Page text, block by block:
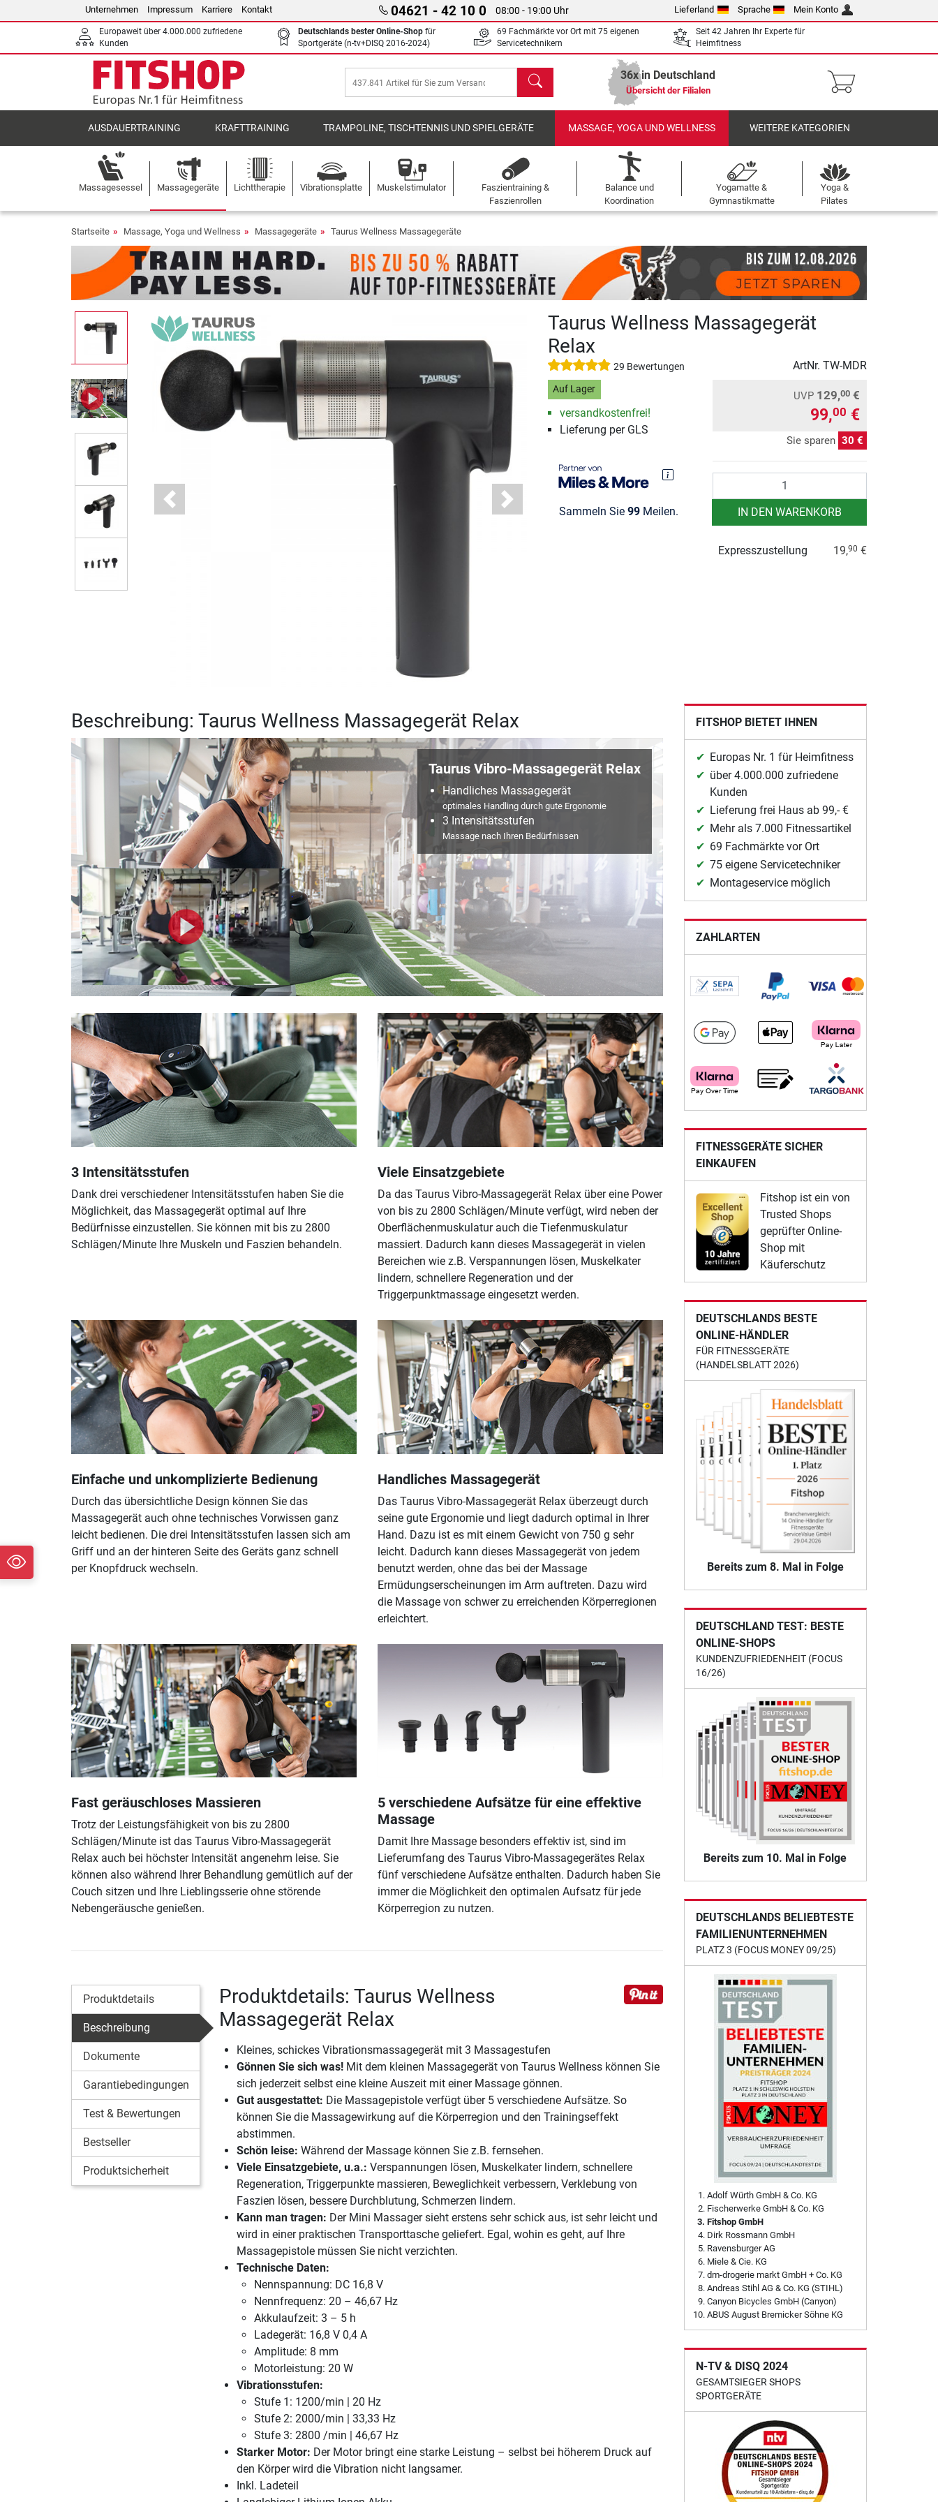
Unternehmen Impressum Karriere Kontakt 04621 - 42 10 0 08:00 - 19:00 Uhr Lieferland Sprache Mein Konto
Europaweit über 4.000.000 zufriedene
Kunden
Deutschlands bester Online-Shop für
Sportgeräte (n-tv+DISQ 2016-2024)
69 Fachmärkte vor Ort mit 75 eigenen
Servicetechnikern
Seit 42 Jahren Ihr Experte für
Heimfitness
Suchen 36x in Deutschland
Übersicht der Filialen
AUSDAUERTRAINING KRAFTTRAINING TRAMPOLINE, TISCHTENNIS UND SPIELGERÄTE MASSAGE, YOGA UND WELLNESS WEITERE KATEGORIEN
Massagesessel Massagegeräte Lichttherapie Vibrationsplatte Muskelstimulator
Faszientraining &
Faszienrollen
Balance und
Koordination
Yogamatte &
Gymnastikmatte
Yoga &
Pilates
Startseite Massage, Yoga und Wellness Massagegeräte Taurus Wellness Massagegeräte
Previous Next
Taurus Wellness Massagegerät
Relax
29 Bewertungen ArtNr. TW-MDR
Auf Lager
versandkostenfrei!
Lieferung per GLS
Sammeln Sie 99Meilen.
UVP 129,00 €
99,00 €
Sie sparen 30 €
IN DEN WARENKORB
Expresszustellung 19,90 €
Beschreibung: Taurus Wellness Massagegerät Relax
Taurus Vibro-Massagegerät Relax
Handliches Massagegerät
optimales Handling durch gute Ergonomie
3 Intensitätsstufen
Massage nach Ihren Bedürfnissen
3 Intensitätsstufen
Dank drei verschiedener Intensitätsstufen haben Sie die
Möglichkeit, das Massagegerät optimal auf Ihre
Bedürfnisse einzustellen. Sie können mit bis zu 2800
Schlägen/Minute Ihre Muskeln und Faszien behandeln.
Viele Einsatzgebiete
Da das Taurus Vibro-Massagegerät Relax über eine Power
von bis zu 2800 Schlägen/Minute verfügt, wird neben der
Oberflächenmuskulatur auch die Tiefenmuskulatur
massiert. Dadurch kann dieses Massagegerät in vielen
Bereichen wie z.B. Verspannungen lösen, Muskelkater
lindern, schnellere Regeneration und der
Triggerpunktmassage eingesetzt werden.
Einfache und unkomplizierte Bedienung
Durch das übersichtliche Design können Sie das
Massagegerät auch ohne technisches Vorwissen ganz
leicht bedienen. Die drei Intensitätsstufen lassen sich am
Griff und an der hinteren Seite des Geräts ganz schnell
per Knopfdruck wechseln.
Handliches Massagegerät
Das Taurus Vibro-Massagegerät Relax überzeugt durch
seine gute Ergonomie und liegt dadurch optimal in Ihrer
Hand. Dazu ist es mit einem Gewicht von 750 g sehr
leicht. Dadurch kann dieses Massagegerät von jedem
benutzt werden, ohne das bei der Massage
Ermüdungserscheinungen im Arm auftreten. Dazu wird
die Massage von schwer zu erreichenden Körperregionen
erleichtert.
Fast geräuschloses Massieren
Trotz der Leistungsfähigkeit von bis zu 2800
Schlägen/Minute ist das Taurus Vibro-Massagegerät
Relax auch bei höchster Intensität angenehm leise. Sie
können also während Ihrer Behandlung gemütlich auf der
Couch sitzen und Ihre Lieblingsserie ohne störende
Nebengeräusche genießen.
5 verschiedene Aufsätze für eine effektive
Massage
Damit Ihre Massage besonders effektiv ist, sind im
Lieferumfang des Taurus Vibro-Massagegerätes Relax
fünf verschiedene Aufsätze enthalten. Dadurch haben Sie
immer die Möglichkeit den optimalen Aufsatz für jede
Körperregion zu nutzen.
Produktdetails
Beschreibung
Dokumente
Garantiebedingungen
Test & Bewertungen
Bestseller
Produktsicherheit
Produktdetails: Taurus Wellness
Massagegerät Relax
Kleines, schickes Vibrationsmassagegerät mit 3 Massagestufen
Gönnen Sie sich was!Mit dem kleinen Massagegerät von Taurus Wellness können Sie
sich jederzeit selbst eine kleine Auszeit mit einer Massage gönnen.
Gut ausgestattet: Die Massagepistole verfügt über 5 verschiedene Aufsätze. So
können Sie die Massagewirkung auf die Körperregion und den Trainingseffekt
abstimmen.
Schön leise: Während der Massage können Sie z.B. fernsehen.
Viele Einsatzgebiete, u.a.: Verspannungen lösen, Muskelkater lindern, schnellere
Regeneration, Triggerpunkte massieren, Beweglichkeit verbessern, Verklebung von
Faszien lösen, bessere Durchblutung, Schmerzen lindern.
Kann man tragen: Der Mini Massager sieht erstens sehr schick aus, ist sehr leicht und
wird in einer praktischen Transporttasche geliefert. Egal, wohin es geht, auf Ihre
Massagepistole müssen Sie nicht verzichten.
Technische Daten:
Nennspannung: DC 16,8 V
Nennfrequenz: 20 – 46,67 Hz
Akkulaufzeit: 3 – 5 h
Ladegerät: 16,8 V 0,4 A
Amplitude: 8 mm
Motorleistung: 20 W
Vibrationsstufen:
Stufe 1: 1200/min | 20 Hz
Stufe 2: 2000/min | 33,33 Hz
Stufe 3: 2800 /min | 46,67 Hz
Starker Motor: Der Motor bringt eine starke Leistung – selbst bei höherem Druck auf
den Körper wird die Vibration nicht langsamer.
Inkl. Ladeteil
FITSHOP BIETET IHNEN
Europas Nr. 1 für Heimfitness
über 4.000.000 zufriedene
Kunden
Lieferung frei Haus ab 99,- €
Mehr als 7.000 Fitnessartikel
69 Fachmärkte vor Ort
75 eigene Servicetechniker
Montageservice möglich
ZAHLARTEN
FITNESSGERÄTE SICHER
EINKAUFEN
Fitshop ist ein von
Trusted Shops
geprüfter Online-
Shop mit
Käuferschutz
DEUTSCHLANDS BESTE
ONLINE-HÄNDLER
FÜR FITNESSGERÄTE
(HANDELSBLATT 2026)
Bereits zum 8. Mal in Folge
DEUTSCHLAND TEST: BESTE
ONLINE-SHOPS
KUNDENZUFRIEDENHEIT (FOCUS
16/26)
Bereits zum 10. Mal in Folge
DEUTSCHLANDS BELIEBTESTE
FAMILIENUNTERNEHMEN
PLATZ 3 (FOCUS MONEY 09/25)
Adolf Würth GmbH & Co. KG
Fischerwerke GmbH & Co. KG
Fitshop GmbH
Dirk Rossmann GmbH
Ravensburger AG
Miele & Cie. KG
dm-drogerie markt GmbH + Co. KG
Andreas Stihl AG & Co. KG (STIHL)
Canyon Bicycles GmbH (Canyon)
ABUS August Bremicker Söhne KG
N-TV & DISQ 2024
GESAMTSIEGER SHOPS
SPORTGERÄTE